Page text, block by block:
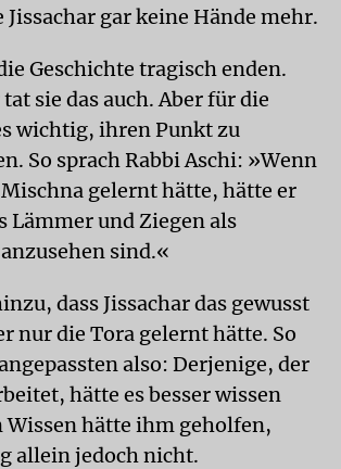
gar keine Hände mehr.
Geschichte tragisch enden.
sie das auch. Aber für die
wichtig, ihren Punkt zu
So sprach Rabbi Aschi: »Wenn
Mischna gelernt hätte, hätte er
Lämmer und Ziegen als
sind.«
dass Jissachar das gewusst
nur die Tora gelernt hätte. So
also: Derjenige, der
hätte es besser wissen
Wissen hätte ihm geholfen,
allein jedoch nicht.